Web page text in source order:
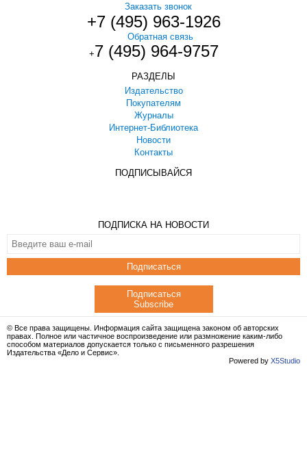
Заказать звонок
+7 (495) 963-1926
Обратная связь
+7 (495) 964-9757
РАЗДЕЛЫ
Издательство
Покупателям
Журналы
Интернет-Библиотека
Новости
Контакты
ПОДПИСЫВАЙСЯ
ПОДПИСКА НА НОВОСТИ
Подписаться
Подписаться
Subscribe
© Все права защищены. Информация сайта защищена законом об авторских
правах. Полное или частичное воспроизведение или размножение каким-либо
способом материалов допускается только с письменного разрешения
Издательства «Дело и Сервис».
Powered by X5Studio